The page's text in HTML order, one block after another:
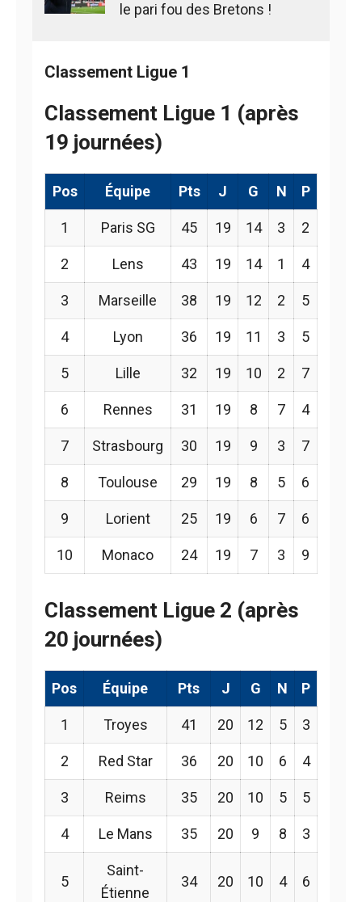
le pari fou des Bretons !
Classement Ligue 1
Classement Ligue 1 (après
19 journées)
Pos Équipe Pts J G N P
1 Paris SG 45 19 14 3 2
2 Lens 43 19 14 1 4
3 Marseille 38 19 12 2 5
4 Lyon 36 19 11 3 5
5 Lille 32 19 10 2 7
6 Rennes 31 19 8 7 4
7 Strasbourg 30 19 9 3 7
8 Toulouse 29 19 8 5 6
9 Lorient 25 19 6 7 6
10 Monaco 24 19 7 3 9
Classement Ligue 2 (après
20 journées)
Pos Équipe Pts J G N P
1 Troyes 41 20 12 5 3
2 Red Star 36 20 10 6 4
3 Reims 35 20 10 5 5
4 Le Mans 35 20 9 8 3
5
Saint-
Étienne
34 20 10 4 6